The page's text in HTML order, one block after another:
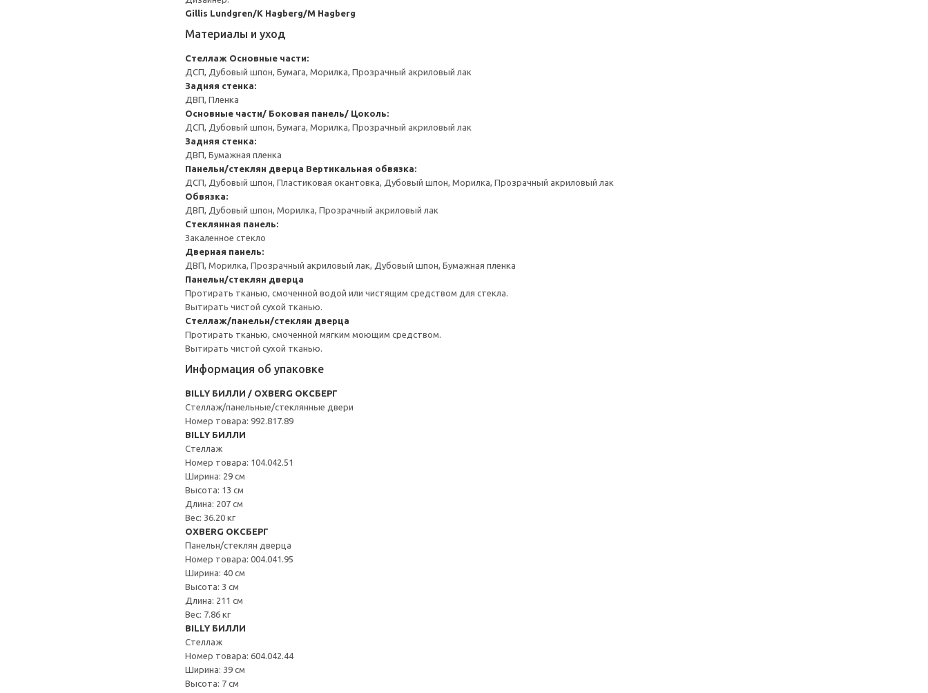
Gillis Lundgren/K Hagberg/M Hagberg
Материалы и уход
Стеллаж Основные части:
ДСП, Дубовый шпон, Бумага, Морилка, Прозрачный акриловый лак
Задняя стенка:
ДВП, Пленка
Основные части/ Боковая панель/ Цоколь:
ДСП, Дубовый шпон, Бумага, Морилка, Прозрачный акриловый лак
Задняя стенка:
ДВП, Бумажная пленка
Панельн/стеклян дверца Вертикальная обвязка:
ДСП, Дубовый шпон, Пластиковая окантовка, Дубовый шпон, Морилка, Прозрачный акриловый лак
Обвязка:
ДВП, Дубовый шпон, Морилка, Прозрачный акриловый лак
Стеклянная панель:
Закаленное стекло
Дверная панель:
ДВП, Морилка, Прозрачный акриловый лак, Дубовый шпон, Бумажная пленка
Панельн/стеклян дверца
Протирать тканью, смоченной водой или чистящим средством для стекла.
Вытирать чистой сухой тканью.
Стеллаж/панельн/стеклян дверца
Протирать тканью, смоченной мягким моющим средством.
Вытирать чистой сухой тканью.
Информация об упаковке
BILLY БИЛЛИ / OXBERG ОКСБЕРГ
Стеллаж/панельные/стеклянные двери
Номер товара: 992.817.89
BILLY БИЛЛИ
Стеллаж
Номер товара: 104.042.51
Ширина: 29 см
Высота: 13 см
Длина: 207 см
Вес: 36.20 кг
OXBERG ОКСБЕРГ
Панельн/стеклян дверца
Номер товара: 004.041.95
Ширина: 40 см
Высота: 3 см
Длина: 211 см
Вес: 7.86 кг
BILLY БИЛЛИ
Стеллаж
Номер товара: 604.042.44
Ширина: 39 см
Высота: 7 см